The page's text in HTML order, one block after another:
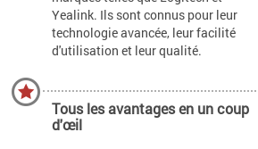
Yealink. Ils sont connus pour leur
technologie avancée, leur facilité
d'utilisation et leur qualité.
Tous les avantages en un coup
d'œil